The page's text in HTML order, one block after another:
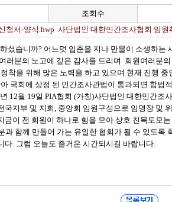
조회수
청서-양식.hwp 사단법인 대한민간조사협회 임원
셨습니까? 어느덧 입춘을 지나 만물이 소생하
러분의 노고에 깊은 감사를 드리며 회원여러분
착을 위해 많은 노력을 하고 있으며 현재 진행
국회에 상정 된 민간조사관법이 통과되면 합법
12월 19일 PIA협회 (가칭)사단법인 대한민간
국지부 및 지회, 중앙회 임원구성으로 임명장 및
금이 전 회원이 하나로 힘을 모아 상호 친목도
과 함께 만들어 가는 유일한 협회가 될 수 있도록
다. 그럼 오늘도 즐거운 시간되시길 바랍니다.